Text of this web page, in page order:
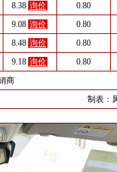
8.38 询价 0.80
9.08 询价 0.80
8.48 询价 0.80
9.18 询价 0.80
商
制表：